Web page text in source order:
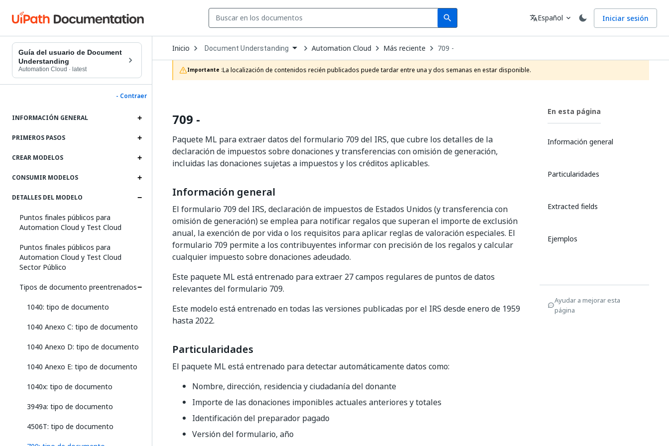
search
Search Idioma
translateEspañol expand_more Iniciar sesión
Guía del usuario de Document
Understanding
Automation Cloud · latest
- Contraer
INFORMACIÓN GENERAL
PRIMEROS PASOS
CREAR MODELOS
CONSUMIR MODELOS
DETALLES DEL MODELO
Puntos finales públicos para
Automation Cloud y Test Cloud
Puntos finales públicos para
Automation Cloud y Test Cloud
Sector Público
Tipos de documento preentrenados
1040: tipo de documento
1040 Anexo C: tipo de documento
1040 Anexo D: tipo de documento
1040 Anexo E: tipo de documento
1040x: tipo de documento
3949a: tipo de documento
4506T: tipo de documento
Inicio Open
Dropdown
to
choose
product
Document Understanding Automation Cloud Más reciente 709 -
Importante :La localización de contenidos recién publicados puede tardar entre una y dos semanas en estar disponible.
709 -
Paquete ML para extraer datos del formulario 709 del IRS, que cubre los detalles de la
declaración de impuestos sobre donaciones y transferencias con omisión de generación,
incluidas las donaciones sujetas a impuestos y los créditos aplicables.
Información general
El formulario 709 del IRS, declaración de impuestos de Estados Unidos (y transferencia con
omisión de generación) se emplea para notificar regalos que superan el importe de exclusión
anual, la exención de por vida o los requisitos para aplicar reglas de valoración especiales. El
formulario 709 permite a los contribuyentes informar con precisión de los regalos y calcular
cualquier impuesto sobre donaciones adeudado.
Este paquete ML está entrenado para extraer 27 campos regulares de puntos de datos
relevantes del formulario 709.
Este modelo está entrenado en todas las versiones publicadas por el IRS desde enero de 1959
hasta 2022.
Particularidades
El paquete ML está entrenado para detectar automáticamente datos como:
Nombre, dirección, residencia y ciudadanía del donante
Importe de las donaciones imponibles actuales anteriores y totales
Identificación del preparador pagado
Versión del formulario, año
En esta página
Información general
Particularidades
Extracted fields
Ejemplos
Ayudar a mejorar esta
página